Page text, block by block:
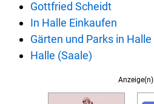
Gottfried Scheidt
In Halle Einkaufen
Gärten und Parks in Halle
Halle (Saale)
Anzeige(n)